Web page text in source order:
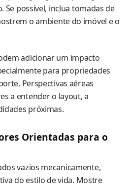
Se possível, inclua tomadas de
o ambiente do imóvel e o
adicionar um impacto
para propriedades
Perspectivas aéreas
a entender o layout, a
próximas.
Orientadas para o
vazios mecanicamente,
do estilo de vida. Mostre